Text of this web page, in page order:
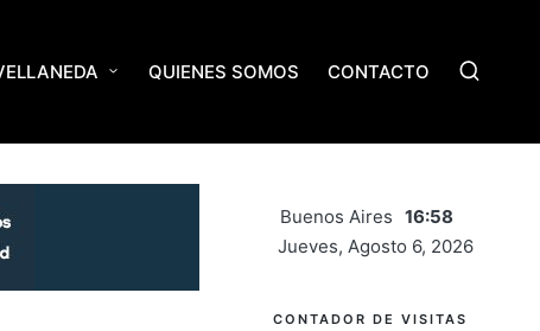
QUIENES SOMOS CONTACTO
Buenos Aires 16:58
Jueves, Agosto 6, 2026
CONTADOR DE VISITAS